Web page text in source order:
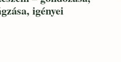
igényei